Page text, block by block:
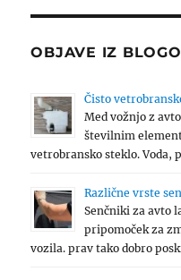
OBJAVE IZ
Čisto
Med vožnjo z
številnim
vetrobransko steklo. Voda,
Različne vrste
Senčniki za avto
pripomoček za
vozila. prav tako dobro